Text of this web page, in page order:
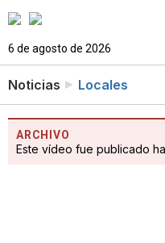
6 de agosto de 2026
Noticias Locales
ARCHIVO
Este vídeo fue publicado